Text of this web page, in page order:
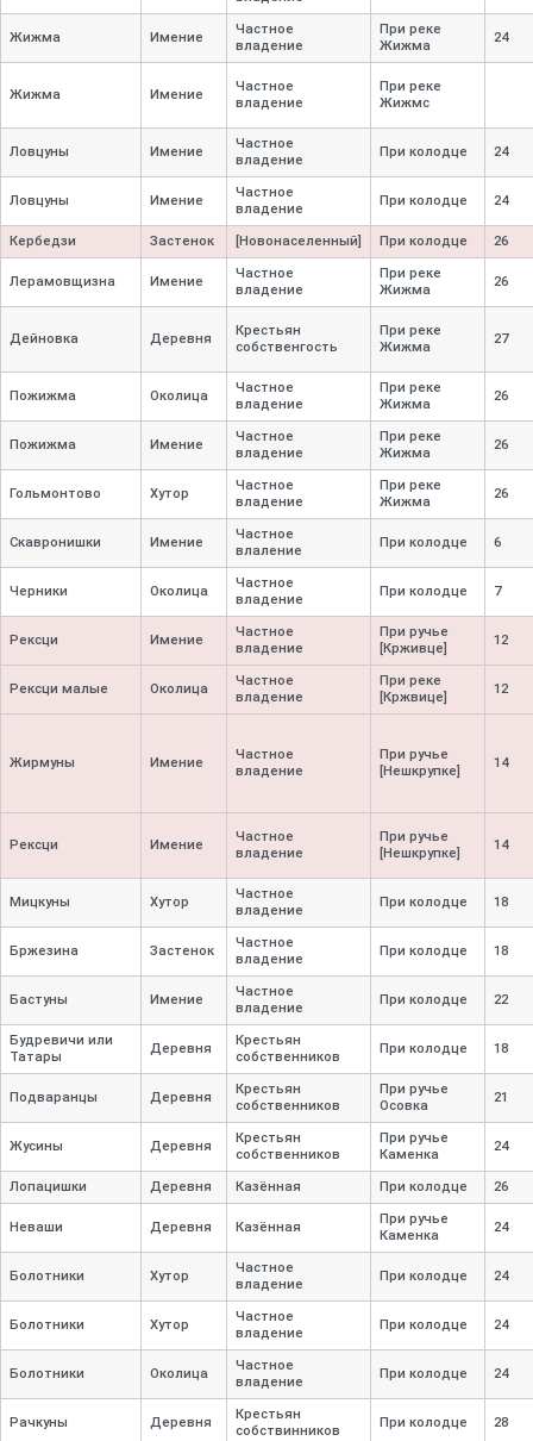
Жижма Имение
Частное
владение
При реке
Жижма
24
Жижма Имение
Частное
владение
При реке
Жижмс
Ловцуны Имение
Частное
владение
При колодце 24
Ловцуны Имение
Частное
владение
При колодце 24
Кербедзи Застенок [Новонаселенный] При колодце 26
Лерамовщизна Имение
Частное
владение
При реке
Жижма
26
Дейновка Деревня
Крестьян
собственгость
При реке
Жижма
27
Пожижма Околица
Частное
владение
При реке
Жижма
26
Пожижма Имение
Частное
владение
При реке
Жижма
26
Гольмонтово Хутор
Частное
владение
При реке
Жижма
26
Скавронишки Имение
Частное
влаление
При колодце 6
Черники Околица
Частное
владение
При колодце 7
Рексци Имение
Частное
владение
При ручье
[Крживце]
12
Рексци малые Околица
Частное
владение
При реке
[Кржвице]
12
Жирмуны Имение
Частное
владение
При ручье
[Нешкрупке]
14
Рексци Имение
Частное
владение
При ручье
[Нешкрупке]
14
Мицкуны Хутор
Частное
владение
При колодце 18
Бржезина Застенок
Частное
владение
При колодце 18
Бастуны Имение
Частное
владение
При колодце 22
Будревичи или
Татары
Деревня
Крестьян
собственников
При колодце 18
Подваранцы Деревня
Крестьян
собственников
При ручье
Осовка
21
Жусины Деревня
Крестьян
собственников
При ручье
Каменка
24
Лопацишки Деревня Казённая При колодце 26
Неваши Деревня Казённая
При ручье
Каменка
24
Болотники Хутор
Частное
владение
При колодце 24
Болотники Хутор
Частное
владение
При колодце 24
Болотники Околица
Частное
владение
При колодце 24
Рачкуны Деревня
Крестьян
собствинников
При колодце 28